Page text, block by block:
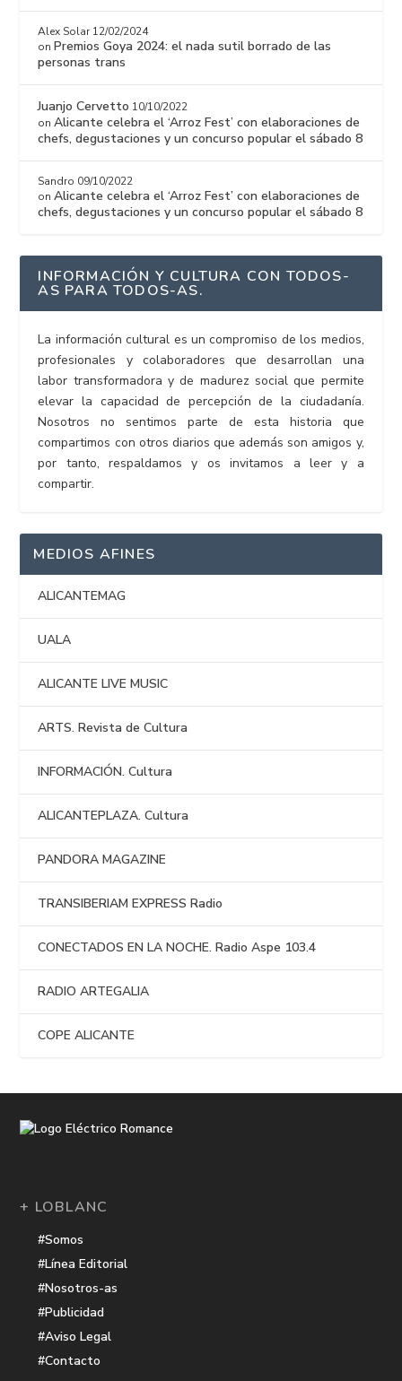
Alex Solar 12/02/2024
onPremios Goya 2024: el nada sutil borrado de las
personas trans
Juanjo Cervetto 10/10/2022
onAlicante celebra el ‘Arroz Fest’ con elaboraciones de
chefs, degustaciones y un concurso popular el sábado 8
Sandro 09/10/2022
onAlicante celebra el ‘Arroz Fest’ con elaboraciones de
chefs, degustaciones y un concurso popular el sábado 8
INFORMACIÓN Y CULTURA CON TODOS-
AS PARA TODOS-AS.
La información cultural es un compromiso de los medios,
profesionales y colaboradores que desarrollan una
labor transformadora y de madurez social que permite
elevar la capacidad de percepción de la ciudadanía.
Nosotros no sentimos parte de esta historia que
compartimos con otros diarios que además son amigos y,
por tanto, respaldamos y os invitamos a leer y a
compartir.
MEDIOS AFINES
ALICANTEMAG
UALA
ALICANTE LIVE MUSIC
ARTS. Revista de Cultura
INFORMACIÓN. Cultura
ALICANTEPLAZA. Cultura
PANDORA MAGAZINE
TRANSIBERIAM EXPRESS Radio
CONECTADOS EN LA NOCHE. Radio Aspe 103.4
RADIO ARTEGALIA
COPE ALICANTE
+ LOBLANC
#Somos
#Línea Editorial
#Nosotros-as
#Publicidad
#Aviso Legal
#Contacto